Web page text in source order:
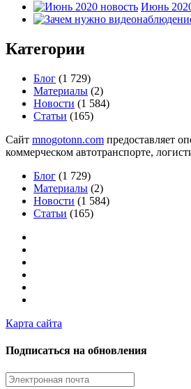
Июнь
Категории
Блог (1 729)
Материалы (2)
Новости (1 584)
Статьи (165)
Сайт mnogotonn.com предоставляет
коммерческом автотранспорте,
Блог (1 729)
Материалы (2)
Новости (1 584)
Статьи (165)
Карта сайта
Подписаться на обновления